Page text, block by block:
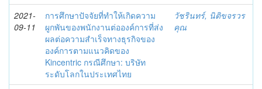
2021-
09-11
การศึกษาปัจจัยที่ทำให้เกิดความ
ผูกพันของพนักงานต่อองค์การที่ส่ง
ผลต่อความสำเร็จทางธุรกิจของ
องค์การตามแนวคิดของ
Kincentric กรณีศึกษา: บริษัท
ระดับโลกในประเทศไทย
วัชรินทร์, นิติขจรวร
คุณ